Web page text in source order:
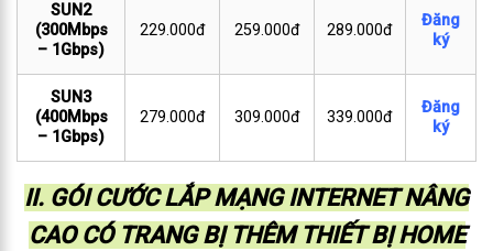
SUN2
(300Mbps
– 1Gbps)
229.000đ 259.000đ 289.000đ
Đăng
ký
SUN3
(400Mbps
– 1Gbps)
279.000đ 309.000đ 339.000đ
Đăng
ký
II. GÓI CƯỚC LẮP MẠNG INTERNET NÂNG
CAO CÓ TRANG BỊ THÊM THIẾT BỊ HOME